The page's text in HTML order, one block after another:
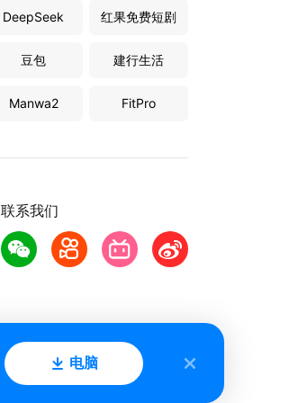
DeepSeek 红果免费短剧
豆包 建行生活
Manwa2 FitPro
联系我们
电脑